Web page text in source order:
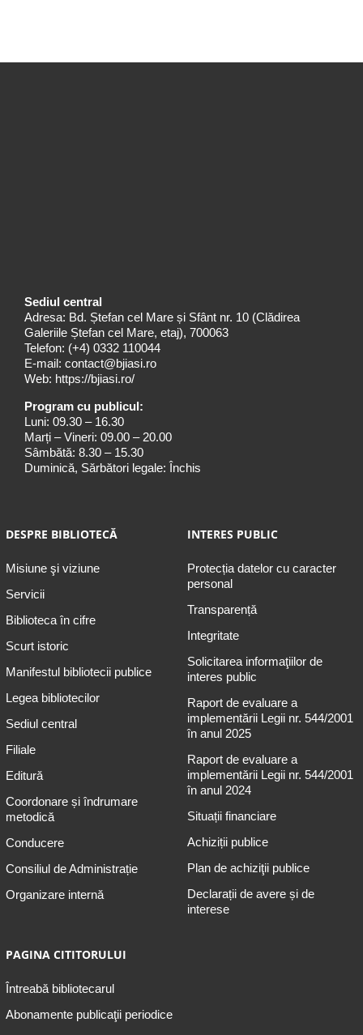
Sediul central
Adresa: Bd. Ștefan cel Mare și Sfânt nr. 10 (Clădirea
Galeriile Ștefan cel Mare, etaj), 700063
Telefon: (+4) 0332 110044
E-mail: contact@bjiasi.ro
Web: https://bjiasi.ro/
Program cu publicul:
Luni: 09.30 – 16.30
Marți – Vineri: 09.00 – 20.00
Sâmbătă: 8.30 – 15.30
Duminică, Sărbători legale: Închis
DESPRE BIBLIOTECĂ
Misiune şi viziune
Servicii
Biblioteca în cifre
Scurt istoric
Manifestul bibliotecii publice
Legea bibliotecilor
Sediul central
Filiale
Editură
Coordonare și îndrumare
metodică
Conducere
Consiliul de Administrație
Organizare internă
INTERES PUBLIC
Protecția datelor cu caracter
personal
Transparență
Integritate
Solicitarea informaţiilor de
interes public
Raport de evaluare a
implementării Legii nr. 544/2001
în anul 2025
Raport de evaluare a
implementării Legii nr. 544/2001
în anul 2024
Situații financiare
Achiziții publice
Plan de achiziţii publice
Declarații de avere și de
interese
PAGINA CITITORULUI
Întreabă bibliotecarul
Abonamente publicaţii periodice